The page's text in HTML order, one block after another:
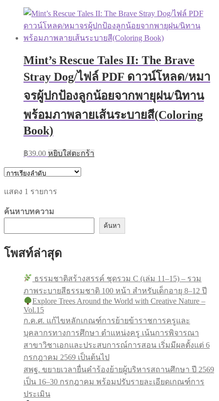
Mint’s Rescue Tales II: The Brave
Stray Dog/ไฟล์ PDF ดาวน์โหลด/หมา
จรผู้ปกป้องลูกน้อยจากพายุฝน/นิทาน
พร้อมภาพลายเส้นระบายสี(Coloring
Book)
฿39.00 หยิบใส่ตะกร้า
แสดง 1 รายการ
ค้นหาบทความ
ค้นหา
โพสท์ล่าสุด
ธรรมชาติสร้างสรรค์ ชุดรวม C (เล่ม 11–15) – รวม
ภาพระบายสีธรรมชาติ 100 หน้า สำหรับเด็กอายุ 8–12 ปี
Explore Trees Around the World with Creative Nature –
Vol.15
ก.ค.ศ. แก้ไขหลักเกณฑ์การย้ายข้าราชการครูและ
บุคลากรทางการศึกษา ตำแหน่งครู เน้นการพิจารณา
สาขาวิชาเอกและประสบการณ์การสอน เริ่มมีผลตั้งแต่ 6
กรกฎาคม 2569 เป็นต้นไป
สพฐ. ขยายเวลายื่นคำร้องย้ายผู้บริหารสถานศึกษา ปี 2569
เป็น 16–30 กรกฎาคม พร้อมปรับรายละเอียดเกณฑ์การ
ประเมิน